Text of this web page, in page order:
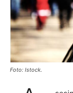
Foto: Istock.